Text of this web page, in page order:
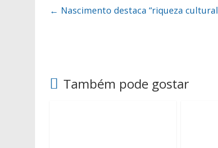
← Nascimento destaca “riqueza
Também pode gostar